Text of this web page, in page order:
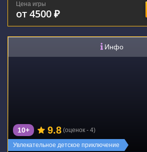
Цена игры
от 4500 ₽
Инфо
Увлекательное детское приключение
10+ 9.8 (оценок - 4)